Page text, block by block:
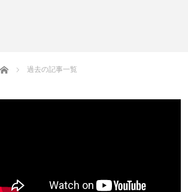
ホーム 過去の記事一覧